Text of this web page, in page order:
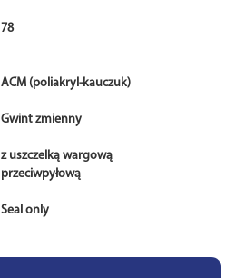
78
ACM (poliakryl-kauczuk)
Gwint zmienny
z uszczelką wargową
przeciwpyłową
Seal only